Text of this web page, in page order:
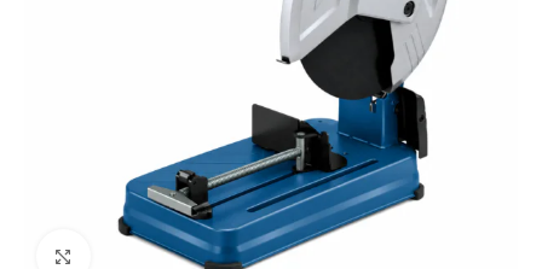
Cliquez pour agrandir